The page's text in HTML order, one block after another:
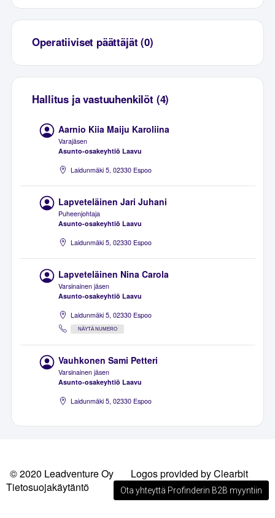
Operatiiviset päättäjät (0)
Hallitus ja vastuuhenkilöt (4)
Aarnio Kiia Maiju Karoliina
Varajäsen
Asunto-osakeyhtiö Laavu
Laidunmäki 5, 02330 Espoo
Lapveteläinen Jari Juhani
Puheenjohtaja
Asunto-osakeyhtiö Laavu
Laidunmäki 5, 02330 Espoo
Lapveteläinen Nina Carola
Varsinainen jäsen
Asunto-osakeyhtiö Laavu
Laidunmäki 5, 02330 Espoo
NÄYTÄ NUMERO
Vauhkonen Sami Petteri
Varsinainen jäsen
Asunto-osakeyhtiö Laavu
Laidunmäki 5, 02330 Espoo
© 2020 Leadventure Oy
Logos provided by Clearbit
Tietosuojakäytäntö
Ota yhteyttä Profinderin B2B myyntiin